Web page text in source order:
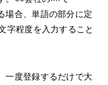
場合、単語の部分に定
字程度を入力すること
一度登録するだけで大